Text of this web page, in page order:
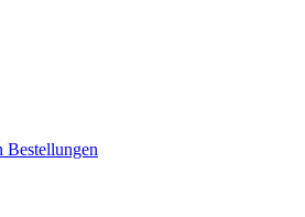
Bestellungen